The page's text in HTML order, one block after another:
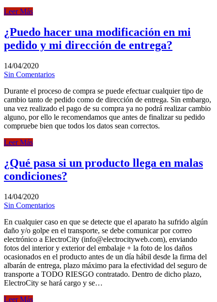
Leer Más
¿Puedo hacer una modificación en mi
pedido y mi dirección de entrega?
14/04/2020
Sin Comentarios
Durante el proceso de compra se puede efectuar cualquier tipo de
cambio tanto de pedido como de dirección de entrega. Sin embargo,
una vez realizado el pago de su compra ya no podrá realizar cambio
alguno, por ello le recomendamos que antes de finalizar su pedido
compruebe bien que todos los datos sean correctos.
Leer Más
¿Qué pasa si un producto llega en malas
condiciones?
14/04/2020
Sin Comentarios
En cualquier caso en que se detecte que el aparato ha sufrido algún
daño y/o golpe en el transporte, se debe comunicar por correo
electrónico a ElectroCity (info@electrocityweb.com), enviando
fotos del interior y exterior del embalaje + la foto de los daños
ocasionados en el producto antes de un día hábil desde la firma del
albarán de entrega, plazo máximo para la efectividad del seguro de
transporte a TODO RIESGO contratado. Dentro de dicho plazo,
ElectroCity se hará cargo y se…
Leer Más